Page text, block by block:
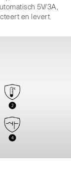
5V/3A,
en levert.